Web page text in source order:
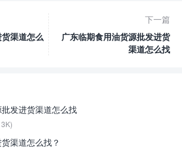
渠道怎么
下一篇
广东临期食用油货源批发进货
渠道怎么找
发进货渠道怎么找
渠道怎么找？